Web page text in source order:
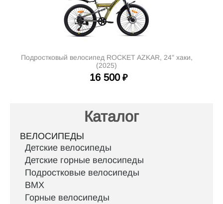
Подростковый велосипед ROCKET AZKAR, 24" хаки,
(2025)
16 500 ₽
Каталог
ВЕЛОСИПЕДЫ
Детские велосипеды
Детские горные велосипеды
Подростковые велосипеды
BMX
Горные велосипеды